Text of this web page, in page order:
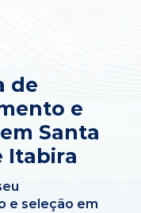
de
e
Santa
Itabira
e seleção em